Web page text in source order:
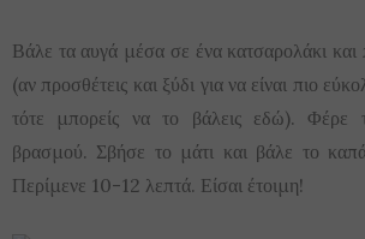
Βάλε τα αυγά μέσα σε ένα κατσαρολάκι
(αν προσθέτεις και ξύδι για να είναι πιο
τότε μπορείς να το βάλεις εδώ). Φέρε
βρασμού. Σβήσε το μάτι και βάλε το
Περίμενε 10-12 λεπτά. Είσαι έτοιμη!